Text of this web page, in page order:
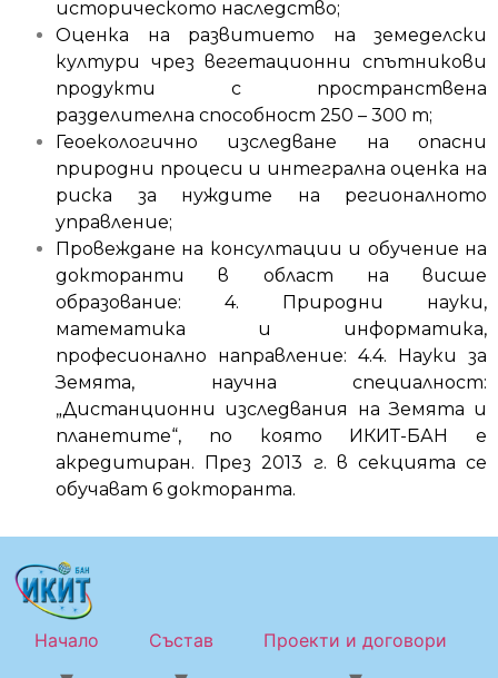
историческото наследство;
Оценка на развитието на земеделски
култури чрез вегетационни спътникови
продукти с пространствена
разделителна способност 250 – 300 m;
Геоекологично изследване на опасни
природни процеси и интегрална оценка на
риска за нуждите на регионалното
управление;
Провеждане на консултации и обучение на
докторанти в област на висше
образование: 4. Природни науки,
математика и информатика,
професионално направление: 4.4. Науки за
Земята, научна специалност:
„Дистанционни изследвания на Земята и
планетите“, по която ИКИТ-БАН е
акредитиран. През 2013 г. в секцията се
обучават 6 докторанта.
Начало Състав Проекти и договори